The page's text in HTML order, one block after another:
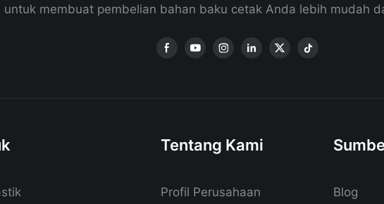
untuk membuat pembelian bahan baku cetak Anda lebih mudah
Tentang Kami
Profil Perusahaan Blog